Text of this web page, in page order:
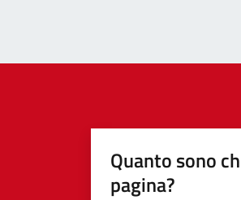
Quanto sono
pagina?